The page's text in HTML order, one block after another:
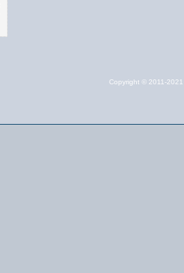
Copyright © 2011-